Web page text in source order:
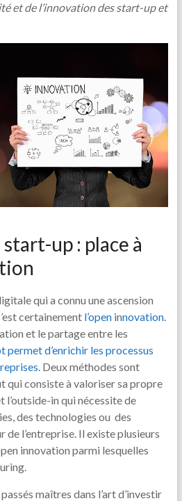
et de l’innovation des start-up et
up : place à
qui a connu une ascension
certainement l’open innovation.
et le partage entre les
permet d’enrichir les processus
. Deux méthodes sont
qui consiste à valoriser sa propre
in qui nécessite de
des technologies ou des
de l’entreprise. Il existe plusieurs
innovation parmi lesquelles
maîtres dans l’art d’investir